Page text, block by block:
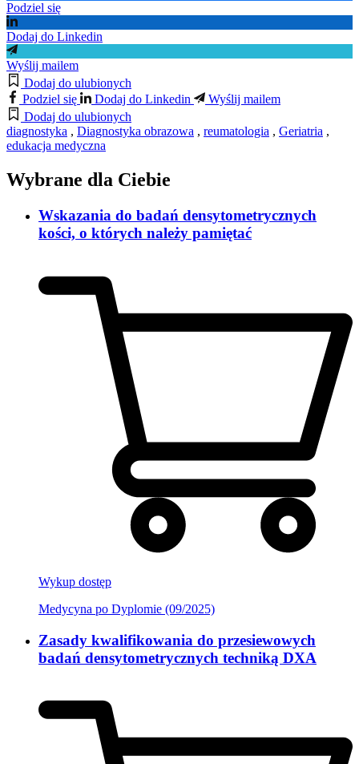
Podziel się
Dodaj do Linkedin
Wyślij mailem
Dodaj do ulubionych
Podziel się
Dodaj do Linkedin
Wyślij mailem
Dodaj do ulubionych
diagnostyka , Diagnostyka obrazowa , reumatologia , Geriatria ,
edukacja medyczna
Wybrane dla Ciebie
Wskazania do badań densytometrycznych
kości, o których należy pamiętać
Wykup dostęp
Medycyna po Dyplomie (09/2025)
Zasady kwalifikowania do przesiewowych
badań densytometrycznych techniką DXA